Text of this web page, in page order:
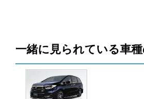
一緒に見られている車